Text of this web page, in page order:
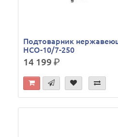
Подтоварник
НСО-10/7-250
14 199р.